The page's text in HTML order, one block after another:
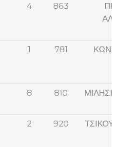
4 863
1 781
8 810
2 920